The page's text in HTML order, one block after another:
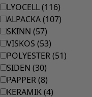
Rum
Badrum
Vardagsrum
Kök & matplats